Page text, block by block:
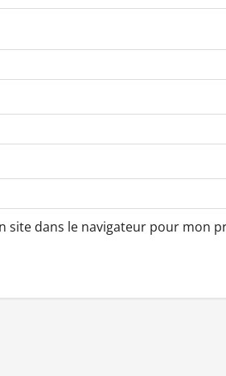
site dans le navigateur pour mon